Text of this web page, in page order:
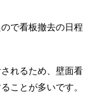
で看板撤去の日程
れるため、壁面看
ことが多いです。